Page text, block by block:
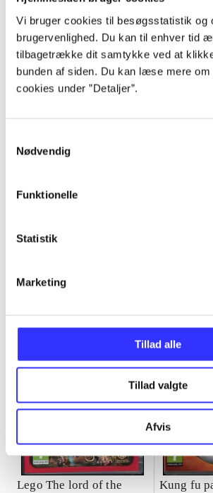
Vi bruger cookies til besøgsstatistik og
brugervenlighed. Du kan til enhver tid
tilbagetrække dit samtykke ved at
bunden af siden. Du kan læse mere om
cookies under ”Detaljer”.
Nødvendig
Funktionelle
Statistik
Marketing
Tillad alle
Tillad valgte
Afvis
...
...
Lego The lord of the
Kung fu